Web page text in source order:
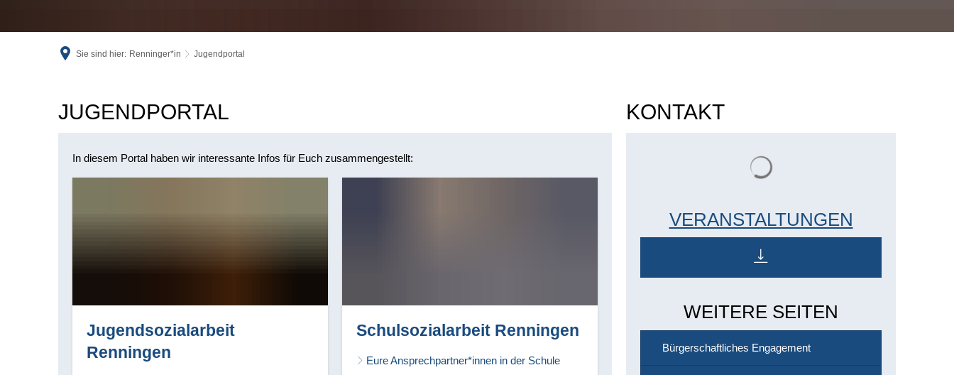
Sie sind hier: Renninger*in Jugendportal
Jugendportal
JUGENDPORTAL
In diesem Portal haben wir interessante Infos für Euch zusammengestellt:
Jugendsozialarbeit
Renningen
Schulsozialarbeit Renningen
Eure Ansprechpartner*innen in der Schule
KONTAKT
VERANSTALTUNGEN
WEITERE SEITEN
Bürgerschaftliches Engagement